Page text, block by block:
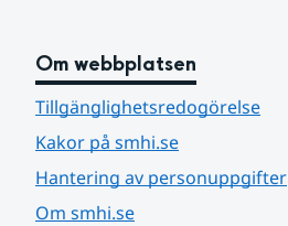
Om webbplatsen
Tillgänglighetsredogörelse
Kakor på smhi.se
Hantering av personuppgifter
Om smhi.se